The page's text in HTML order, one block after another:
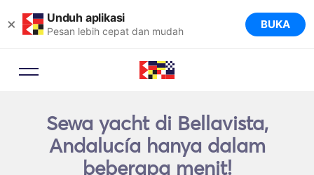
× Unduh aplikasi
Pesan lebih cepat dan mudah BUKA
Sewa yacht di Bellavista,
Andalucía hanya dalam
beberapa menit!